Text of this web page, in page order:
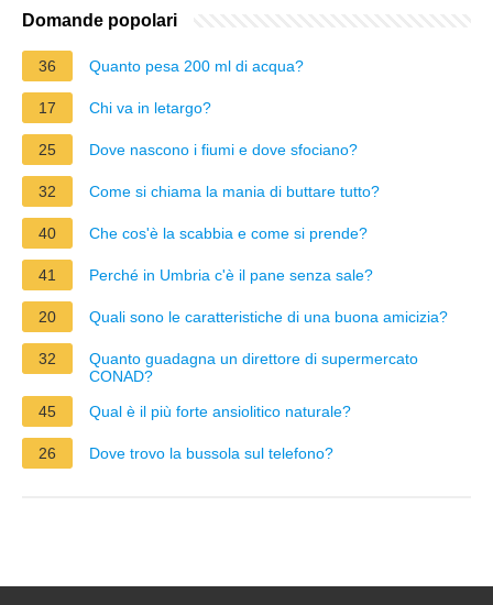
Domande popolari
36 Quanto pesa 200 ml di acqua?
17 Chi va in letargo?
25 Dove nascono i fiumi e dove sfociano?
32 Come si chiama la mania di buttare tutto?
40 Che cos'è la scabbia e come si prende?
41 Perché in Umbria c'è il pane senza sale?
20 Quali sono le caratteristiche di una buona amicizia?
32
Quanto guadagna un direttore di supermercato
CONAD?
45
Qual è il più forte ansiolitico naturale?
26 Dove trovo la bussola sul telefono?